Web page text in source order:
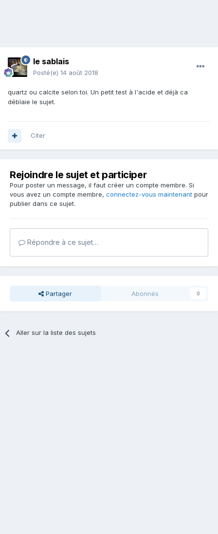
le sablais
Posté(e) 14 août 2018
quartz ou calcite selon toi. Un petit test à l'acide et déjà ca
déblaie le sujet.
Citer
Rejoindre le sujet et participer
Pour poster un message, il faut créer un compte membre. Si
vous avez un compte membre, connectez-vous maintenant pour
publier dans ce sujet.
Répondre à ce sujet…
Partager Abonnés 0
Aller sur la liste des sujets